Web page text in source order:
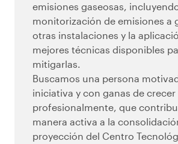
emisiones gaseosas,
monitorización de emisiones a
otras instalaciones y la
mejores técnicas disponibles
mitigarlas.
Buscamos una persona
iniciativa y con ganas de crecer
profesionalmente, que
manera activa a la
proyección del Centro